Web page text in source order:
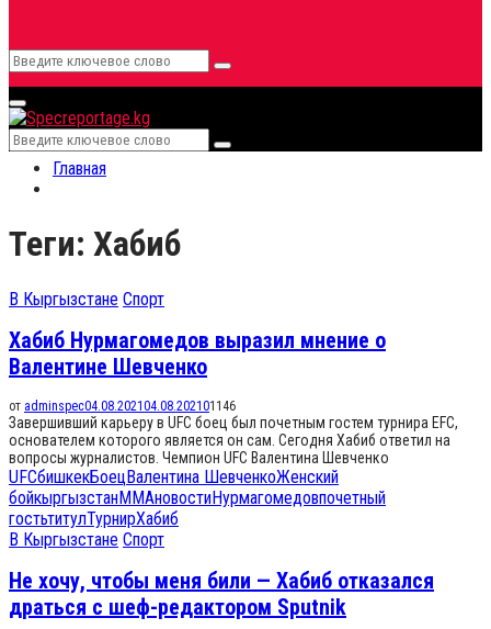
Search
for:
Search
Primary
Menu
Search
for:
Search
Главная
Теги: Хабиб
В Кыргызстане Спорт
Хабиб Нурмагомедов выразил мнение о
Валентине Шевченко
от adminspec04.08.202104.08.202101146
Завершивший карьеру в UFC боец был почетным гостем турнира EFC,
основателем которого является он сам. Сегодня Хабиб ответил на
вопросы журналистов. Чемпион UFC Валентина Шевченко
UFCбишкекБоецВалентина ШевченкоЖенский
бойкыргызстанММАновостиНурмагомедовпочетный
гостьтитулТурнирХабиб
В Кыргызстане Спорт
Не хочу, чтобы меня били — Хабиб отказался
драться с шеф-редактором Sputnik